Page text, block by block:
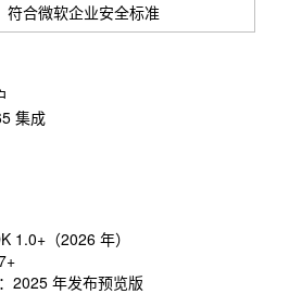
符合微软企业安全标准
集成
1.0+（2026 年）
：2025 年发布预览版